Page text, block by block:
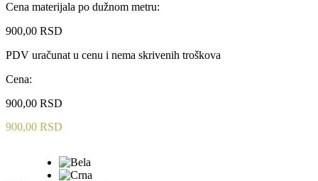
Cena materijala po dužnom metru:
900,00 RSD
PDV uračunat u cenu i nema skrivenih troškova
Cena:
900,00 RSD
900,00 RSD